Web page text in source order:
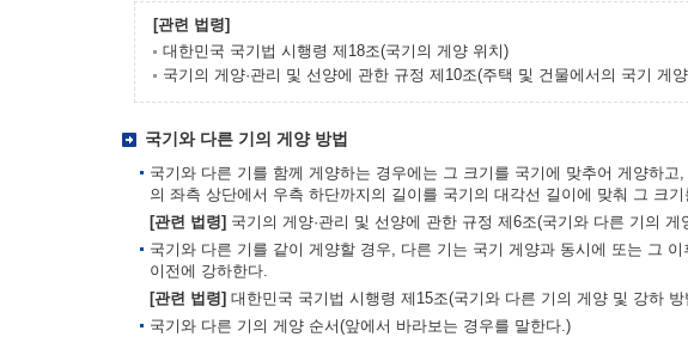
[관련 법령]
대한민국 국기법 시행령 제18조(국기의 게양 위치)
국기의 게양·관리 및 선양에 관한 규정 제10조(주택 및 건물에서의 국기 게
국기와 다른 기의 게양 방법
국기와 다른 기를 함께 게양하는 경우에는 그 크기를 국기에 맞추어 게양하
의 좌측 상단에서 우측 하단까지의 길이를 국기의 대각선 길이에 맞춰 그 크
[관련 법령] 국기의 게양·관리 및 선양에 관한 규정 제6조(국기와 다른 기의 게
국기와 다른 기를 같이 게양할 경우, 다른 기는 국기 게양과 동시에 또는 그
이전에 강하한다.
[관련 법령] 대한민국 국기법 시행령 제15조(국기와 다른 기의 게양 및 강하 방
국기와 다른 기의 게양 순서(앞에서 바라보는 경우를 말한다.)